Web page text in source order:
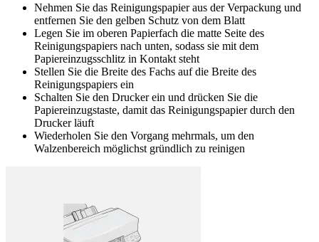
Nehmen Sie das Reinigungspapier aus der Verpackung und
entfernen Sie den gelben Schutz von dem Blatt
Legen Sie im oberen Papierfach die matte Seite des
Reinigungspapiers nach unten, sodass sie mit dem
Papiereinzugsschlitz in Kontakt steht
Stellen Sie die Breite des Fachs auf die Breite des
Reinigungspapiers ein
Schalten Sie den Drucker ein und drücken Sie die
Papiereinzugstaste, damit das Reinigungspapier durch den
Drucker läuft
Wiederholen Sie den Vorgang mehrmals, um den
Walzenbereich möglichst gründlich zu reinigen